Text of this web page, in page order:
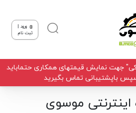
ورود |
ثبت نام
جهت نمایش قیمتهای همکاری حتماباید
باپشتیبانی تماس بگیرید
اینترنتی موسوی